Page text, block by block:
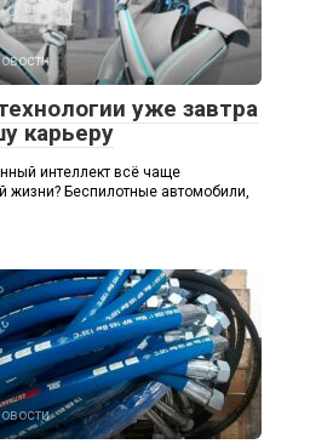
уже завтра
карьеру
интеллект всё чаще
жизни? Беспилотные автомобили,